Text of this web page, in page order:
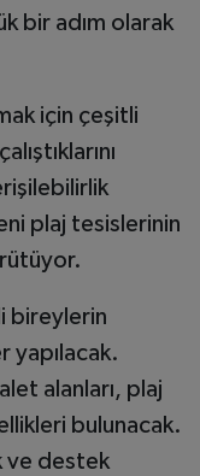
bir adım olarak
için çeşitli
plaj tesislerinin
bireylerin
yapılacak.
alanları, plaj
bulunacak.
ve destek